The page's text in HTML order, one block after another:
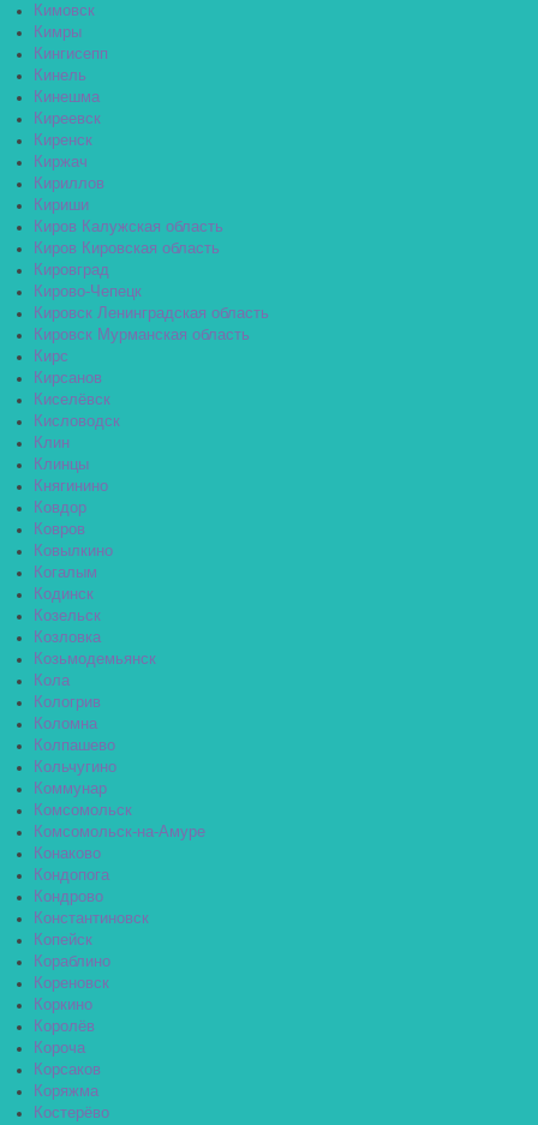
Кимовск
Кимры
Кингисепп
Кинель
Кинешма
Киреевск
Киренск
Киржач
Кириллов
Кириши
Киров Калужская область
Киров Кировская область
Кировград
Кирово-Чепецк
Кировск Ленинградская область
Кировск Мурманская область
Кирс
Кирсанов
Киселёвск
Кисловодск
Клин
Клинцы
Княгинино
Ковдор
Ковров
Ковылкино
Когалым
Кодинск
Козельск
Козловка
Козьмодемьянск
Кола
Кологрив
Коломна
Колпашево
Кольчугино
Коммунар
Комсомольск
Комсомольск-на-Амуре
Конаково
Кондопога
Кондрово
Константиновск
Копейск
Кораблино
Кореновск
Коркино
Королёв
Короча
Корсаков
Коряжма
Костерёво